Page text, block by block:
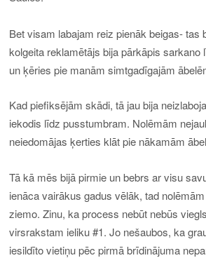
Bet visam labajam reiz pienāk beigas- tas
kolgeita reklamētājs bija pārkāpis sarkano
un ķēries pie manām simtgadīgajām
Kad piefiksējām skādi, tā jau bija
iekodis līdz pusstumbram. Nolēmām
neiedomājas ķerties klāt pie nākamām
Tā kā mēs bijā pirmie un bebrs ar visu
ienāca vairākus gadus vēlāk, tad
ziemo. Zinu, ka process nebūt nebūs
virsrakstam ieliku #1. Jo nešaubos, ka
iesildīto vietiņu pēc pirmā brīdinājuma